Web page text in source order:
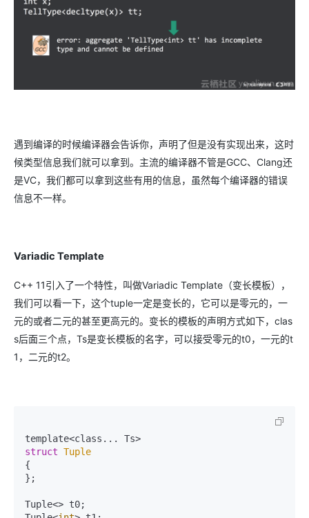
遇到编译的时候编译器会告诉你，声明了但是没有实现出来，这时
候类型信息我们就可以拿到。主流的编译器不管是GCC、Clang还
是VC，我们都可以拿到这些有用的信息，虽然每个编译器的错误
信息不一样。
Variadic Template
C++ 11引入了一个特性，叫做Variadic Template（变长模板），
我们可以看一下，这个tuple一定是变长的，它可以是零元的，一
元的或者二元的甚至更高元的。变长的模板的声明方式如下，clas
s后面三个点，Ts是变长模板的名字，可以接受零元的t0，一元的t
1，二元的t2。
struct Tuple
{
};
Tuple<> t0;